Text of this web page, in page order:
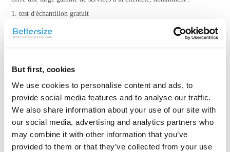
But first, cookies
We use cookies to personalise content and ads, to
provide social media features and to analyse our traffic.
We also share information about your use of our site with
our social media, advertising and analytics partners who
may combine it with other information that you’ve
provided to them or that they’ve collected from your use
1. test d'échantillon gratuit
2. démonstration des instruments Bettersize
raisons pour lesquelles ils peuvent constituer un excellent choix sont
disponibles sur Bettersize.su.
Enfin, grâce à notre personnel de laboratoire professionnel qui possède
une connaissance approfondie du secteur, nous pensons que tous les
clients bénéficient d'informations pertinentes et de services sur mesure.
Vous trouverez ci-dessous les coordonnées de notre laboratoire. Nous